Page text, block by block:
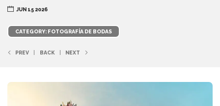
JUN 15 2026
CATEGORY: FOTOGRAFÍA DE BODAS
PREV BACK NEXT